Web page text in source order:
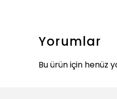
Yorumlar
Bu ürün için henüz